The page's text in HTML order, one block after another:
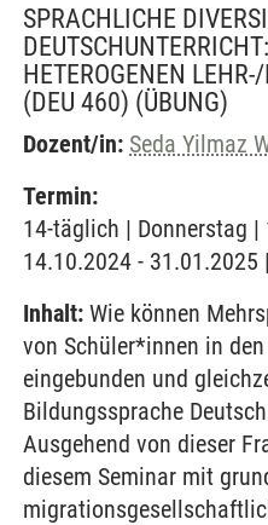
SPRACHLICHE
HETEROGENEN
(DEU 460) (ÜBUNG)
Dozent/in: Seda Yilmaz
Termin:
14-täglich | Donnerstag |
14.10.2024 - 31.01.2025
Inhalt: Wie können
von Schüler*innen in
eingebunden und
Bildungssprache
Ausgehend von dieser
diesem Seminar mit